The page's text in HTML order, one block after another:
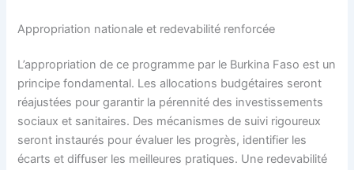
Appropriation nationale et redevabilité renforcée
L’appropriation de ce programme par le Burkina Faso est un
principe fondamental. Les allocations budgétaires seront
réajustées pour garantir la pérennité des investissements
sociaux et sanitaires. Des mécanismes de suivi rigoureux
seront instaurés pour évaluer les progrès, identifier les
écarts et diffuser les meilleures pratiques. Une redevabilité